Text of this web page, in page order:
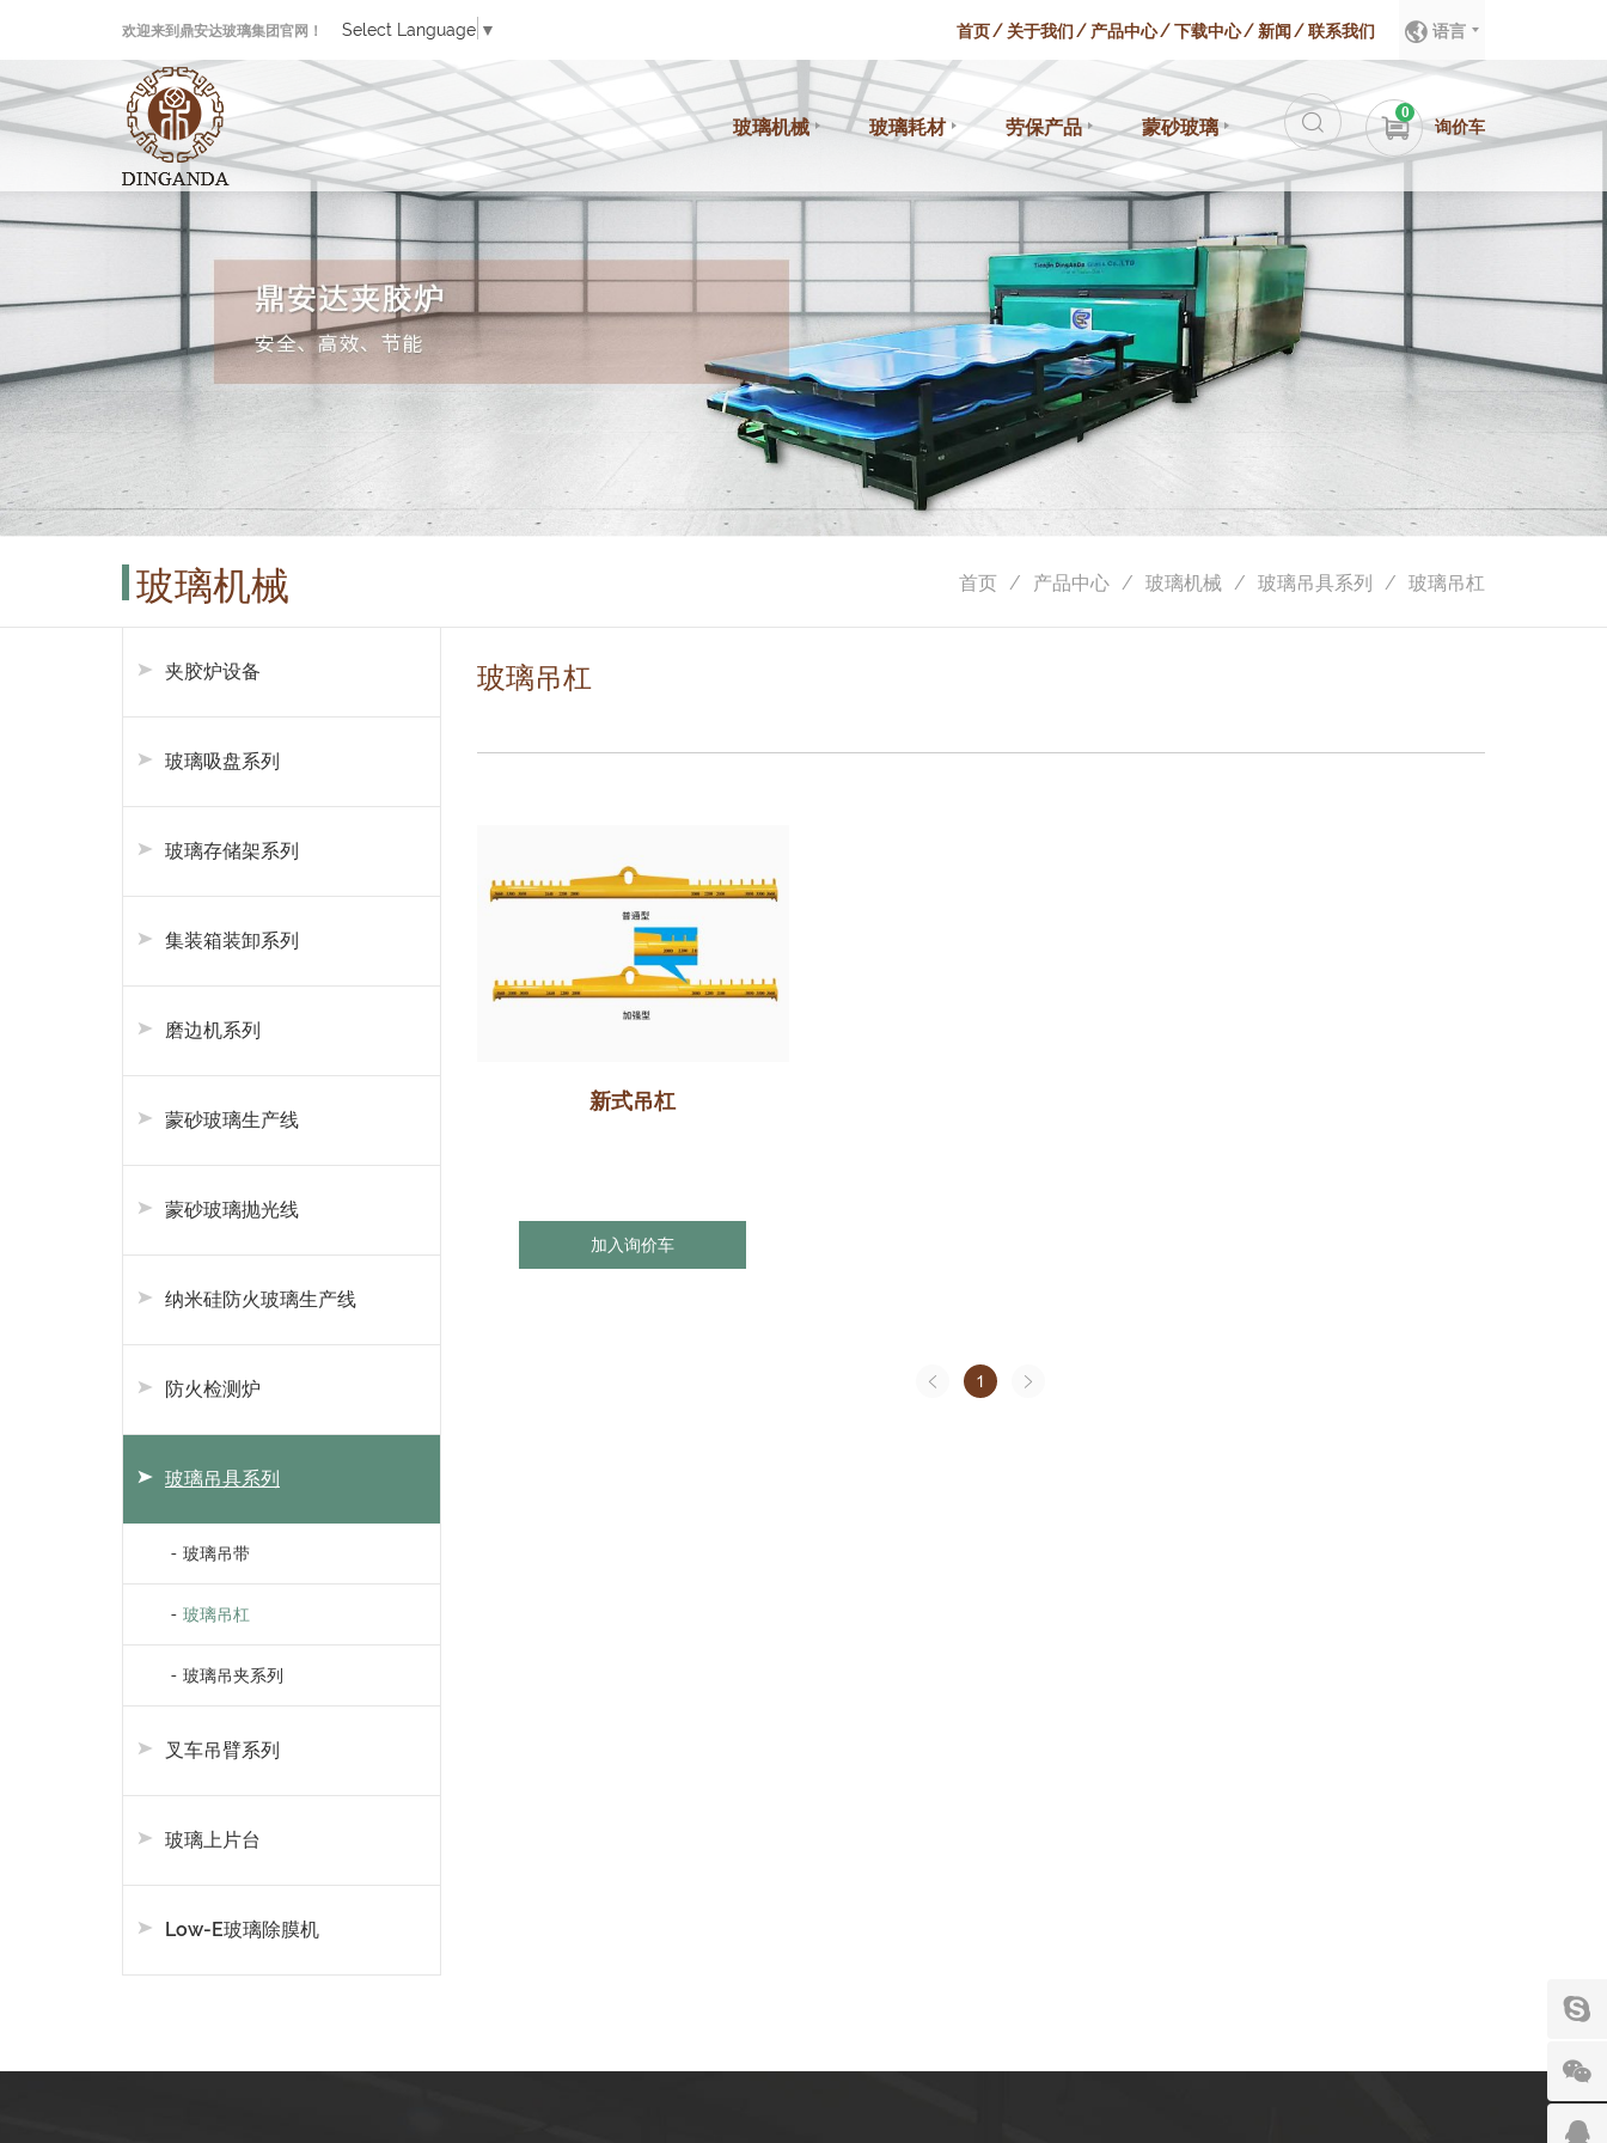
欢迎来到鼎安达玻璃集团官网！ Select Language ▼ 语言
首页 关于我们 产品中心 下载中心 新闻 联系我们
0
询价车
玻璃机械 玻璃耗材 劳保产品 蒙砂玻璃
玻璃机械 首页 产品中心 玻璃机械 玻璃吊具系列 玻璃吊杠
夹胶炉设备
玻璃吸盘系列
玻璃存储架系列
集装箱装卸系列
磨边机系列
蒙砂玻璃生产线
蒙砂玻璃抛光线
纳米硅防火玻璃生产线
防火检测炉
玻璃吊具系列
玻璃吊带
玻璃吊杠
玻璃吊夹系列
叉车吊臂系列
玻璃上片台
Low-E玻璃除膜机
玻璃吊杠
新式吊杠
加入询价车
1